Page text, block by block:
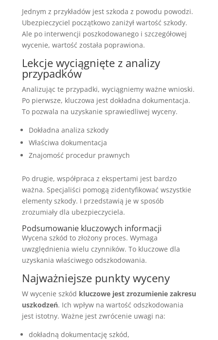
Jednym z przykładów jest szkoda z powodu powodzi.
Ubezpieczyciel początkowo zaniżył wartość szkody.
Ale po interwencji poszkodowanego i szczegółowej
wycenie, wartość została poprawiona.
Lekcje wyciągnięte z analizy
przypadków
Analizując te przypadki, wyciągniemy ważne wnioski.
Po pierwsze, kluczowa jest dokładna dokumentacja.
To pozwala na uzyskanie sprawiedliwej wyceny.
Dokładna analiza szkody
Właściwa dokumentacja
Znajomość procedur prawnych
Po drugie, współpraca z ekspertami jest bardzo
ważna. Specjaliści pomogą zidentyfikować wszystkie
elementy szkody. I przedstawią je w sposób
zrozumiały dla ubezpieczyciela.
Podsumowanie kluczowych informacji
Wycena szkód to złożony proces. Wymaga
uwzględnienia wielu czynników. To kluczowe dla
uzyskania właściwego odszkodowania.
Najważniejsze punkty wyceny
W wycenie szkód kluczowe jest zrozumienie zakresu
uszkodzeń. Ich wpływ na wartość odszkodowania
jest istotny. Ważne jest zwrócenie uwagi na:
dokładną dokumentację szkód,